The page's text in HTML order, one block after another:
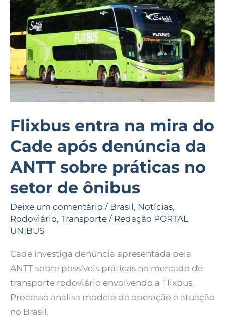
Flixbus entra na mira do
Cade após denúncia da
ANTT sobre práticas no
setor de ônibus
Deixe um comentário / Brasil, Notícias,
Rodoviário, Transporte / Redação PORTAL
UNIBUS
Cade investiga denúncia apresentada pela
ANTT sobre possíveis práticas no mercado de
transporte rodoviário envolvendo a Flixbus.
Processo analisa modelo de operação e atuação
no Brasil.
do
Cade
após
denúncia
da
ANTT
sobre
no
setor
de
ônibus